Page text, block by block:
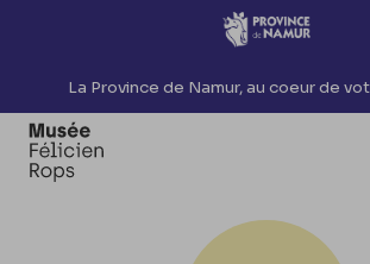
Accèder directement au contenu
La Province de Namur, au coeur de